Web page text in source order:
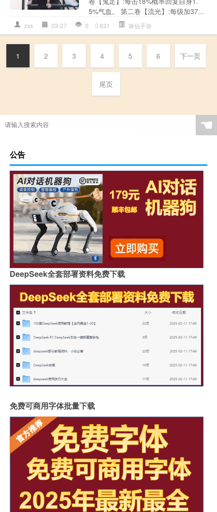
5%气血。 第二卷【流光】:每级加37...
zxs 03-27 0 631 诛仙手游
1 2 3 4 5 6 下一页
尾页
☚
公告
DeepSeek全套部署资料免费下载
免费可商用字体批量下载